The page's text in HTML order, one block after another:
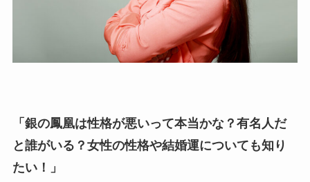
「銀の鳳凰は性格が悪いって本当かな？有名人だ
と誰がいる？女性の性格や結婚運についても知り
たい！」